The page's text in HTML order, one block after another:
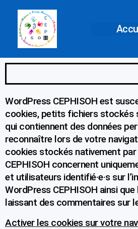
contenu
WordPress CEPHISOH est
cookies, petits fichiers stockés
qui contiennent des données
reconnaître lors de votre
cookies stockés nativement
CEPHISOH concernent
et utilisateurs identifié·e·s sur
WordPress CEPHISOH ainsi
laissant des commentaires sur
Activer les cookies sur votre